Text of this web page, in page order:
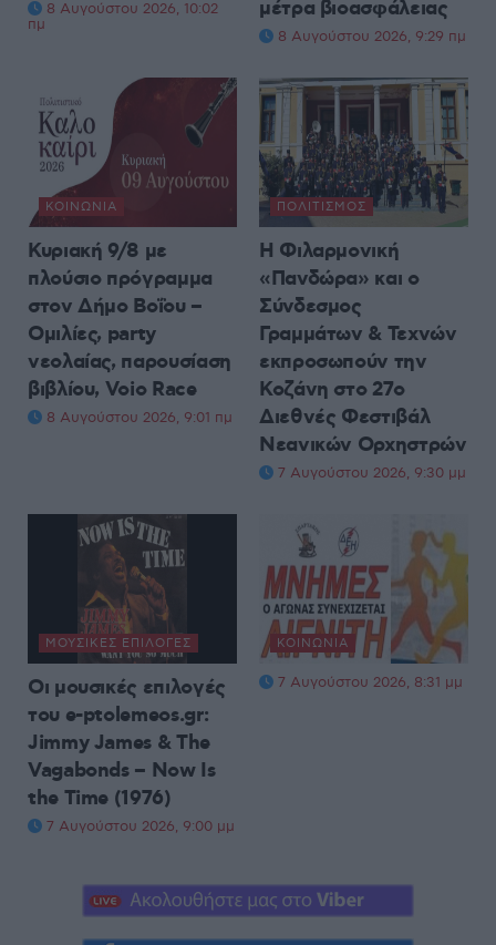
8 Αυγούστου 2026, 10:02
πμ
μέτρα βιοασφάλειας
8 Αυγούστου 2026, 9:29 πμ
ΚΟΙΝΩΝΊΑ
Κυριακή 9/8 με
πλούσιο πρόγραμμα
στον Δήμο Βοΐου –
Ομιλίες, party
νεολαίας, παρουσίαση
βιβλίου, Voio Race
8 Αυγούστου 2026, 9:01 πμ
ΠΟΛΙΤΙΣΜΌΣ
Η Φιλαρμονική
«Πανδώρα» και ο
Σύνδεσμος
Γραμμάτων & Τεχνών
εκπροσωπούν την
Κοζάνη στο 27ο
Διεθνές Φεστιβάλ
Νεανικών Ορχηστρών
7 Αυγούστου 2026, 9:30 μμ
ΜΟΥΣΙΚΈΣ ΕΠΙΛΟΓΈΣ
Οι μουσικές επιλογές
του e-ptolemeos.gr:
Jimmy James & The
Vagabonds – Now Is
the Time (1976)
7 Αυγούστου 2026, 9:00 μμ
ΚΟΙΝΩΝΊΑ
7 Αυγούστου 2026, 8:31 μμ